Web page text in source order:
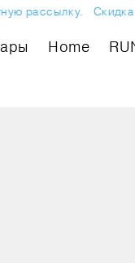
рассылку. Скидка
Home